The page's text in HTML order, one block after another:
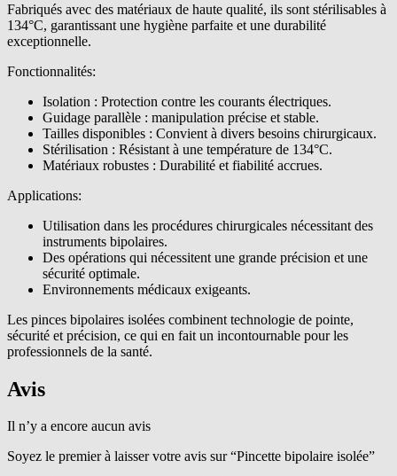
Fabriqués avec des matériaux de haute qualité, ils sont stérilisables à
134°C, garantissant une hygiène parfaite et une durabilité
exceptionnelle.
Fonctionnalités:
Isolation : Protection contre les courants électriques.
Guidage parallèle : manipulation précise et stable.
Tailles disponibles : Convient à divers besoins chirurgicaux.
Stérilisation : Résistant à une température de 134°C.
Matériaux robustes : Durabilité et fiabilité accrues.
Applications:
Utilisation dans les procédures chirurgicales nécessitant des
instruments bipolaires.
Des opérations qui nécessitent une grande précision et une
sécurité optimale.
Environnements médicaux exigeants.
Les pinces bipolaires isolées combinent technologie de pointe,
sécurité et précision, ce qui en fait un incontournable pour les
professionnels de la santé.
Avis
Il n’y a encore aucun avis
Soyez le premier à laisser votre avis sur “Pincette bipolaire isolée”